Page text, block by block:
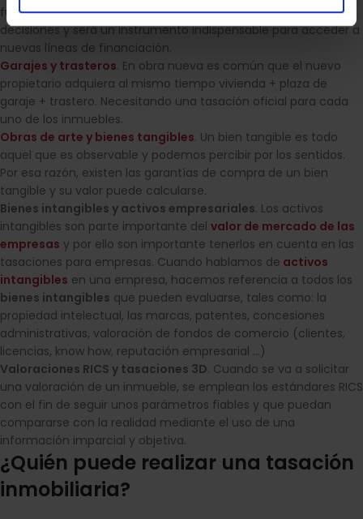
futuras operaciones comerciales, te permitirá tomar
decisiones y será un instrumento indispensable para acceder a
nuevas líneas de financiación.
Garajes y trasteros. En obra nueva es común que el nuevo
propietario adquiera al mismo tiempo vivienda + plaza de
garaje + trastero. Necesitando una tasación oficial para cada
uno de los inmuebles.
Obras de arte y bienes tangibles. Un bien tangible es todo
aquel que es observable y podemos percibir por los sentidos.
Por esa razón, existen las garantías de compra de un bien
tangible y su valor puede calcularse.
Bienes intangibles y activos empresariales. Los activos
intangibles son parte importante del valor de mercado de las
empresas y por ello son importante tenerlos en cuenta en las
tasaciones para empresas. Cuando hablamos de activos
intangibles en una empresa, hacemos referencia a todos los
bienes intangibles que pueden evaluarse, tales como: la
propiedad intelectual, las marcas, patentes, concesiones
administrativas, valoración de fondos de comercio (clientes,
licencias, know how, reputación empresarial …)
Valoraciones RICS y tasaciones 3D. Cuando se va a solicitar
una valoración de un inmueble, se emplean los estándares RICS
con el fin de seguir unos parámetros fiables y que puedan
compararse con la realidad mediante el uso de una
información imparcial y objetiva.
¿Quién puede realizar una tasación
inmobiliaria?